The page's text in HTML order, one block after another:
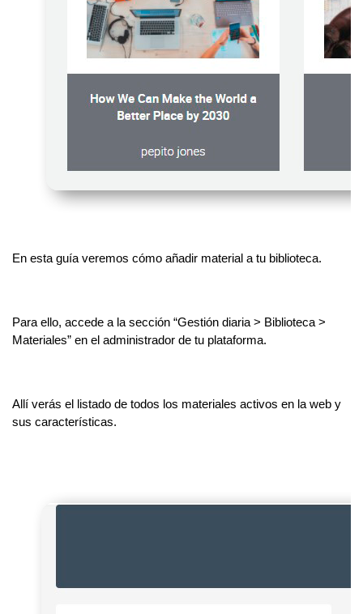
En esta guía veremos cómo añadir material a tu biblioteca.
Para ello, accede a la sección “Gestión diaria > Biblioteca >
Materiales” en el administrador de tu plataforma.
Allí verás el listado de todos los materiales activos en la web y
sus características.